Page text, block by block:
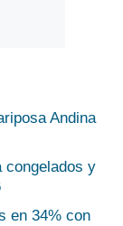
Andina
congelados y
en 34% con